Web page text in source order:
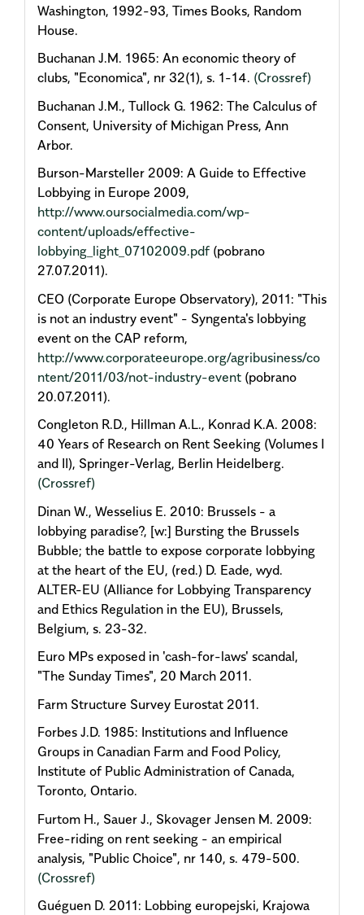
Washington, 1992-93, Times Books, Random
House.
Buchanan J.M. 1965: An economic theory of
clubs, "Economica", nr 32(1), s. 1-14. (Crossref)
Buchanan J.M., Tullock G. 1962: The Calculus of
Consent, University of Michigan Press, Ann
Arbor.
Burson-Marsteller 2009: A Guide to Effective
Lobbying in Europe 2009,
http://www.oursocialmedia.com/wp-
content/uploads/effective-
lobbying_light_07102009.pdf (pobrano
27.07.2011).
CEO (Corporate Europe Observatory), 2011: "This
is not an industry event" - Syngenta's lobbying
event on the CAP reform,
http://www.corporateeurope.org/agribusiness/co
ntent/2011/03/not-industry-event (pobrano
20.07.2011).
Congleton R.D., Hillman A.L., Konrad K.A. 2008:
40 Years of Research on Rent Seeking (Volumes I
and II), Springer-Verlag, Berlin Heidelberg.
(Crossref)
Dinan W., Wesselius E. 2010: Brussels - a
lobbying paradise?, [w:] Bursting the Brussels
Bubble; the battle to expose corporate lobbying
at the heart of the EU, (red.) D. Eade, wyd.
ALTER-EU (Alliance for Lobbying Transparency
and Ethics Regulation in the EU), Brussels,
Belgium, s. 23-32.
Euro MPs exposed in 'cash-for-laws' scandal,
"The Sunday Times", 20 March 2011.
Farm Structure Survey Eurostat 2011.
Forbes J.D. 1985: Institutions and Influence
Groups in Canadian Farm and Food Policy,
Institute of Public Administration of Canada,
Toronto, Ontario.
Furtom H., Sauer J., Skovager Jensen M. 2009:
Free-riding on rent seeking - an empirical
analysis, "Public Choice", nr 140, s. 479-500.
(Crossref)
Guéguen D. 2011: Lobbing europejski, Krajowa